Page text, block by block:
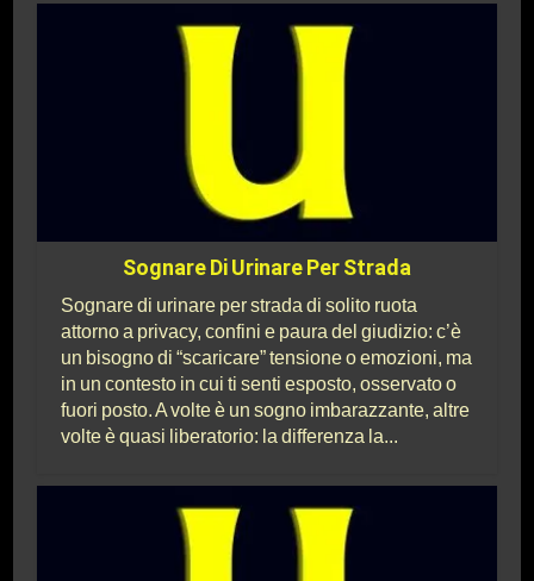
Sognare Di Urinare Per Strada
Sognare di urinare per strada di solito ruota
attorno a privacy, confini e paura del giudizio: c’è
un bisogno di “scaricare” tensione o emozioni, ma
in un contesto in cui ti senti esposto, osservato o
fuori posto. A volte è un sogno imbarazzante, altre
volte è quasi liberatorio: la differenza la...